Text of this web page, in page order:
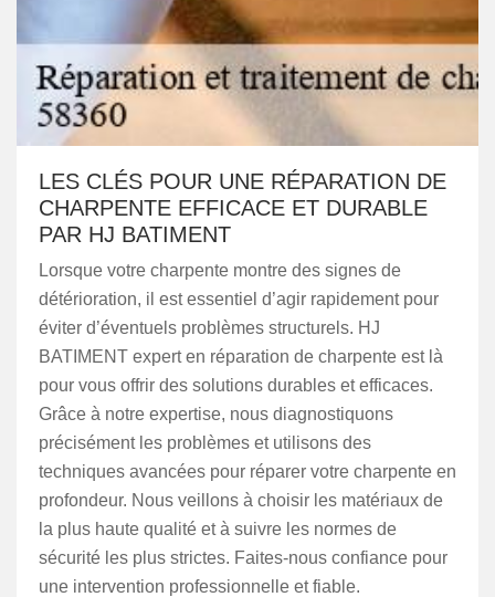
LES CLÉS POUR UNE RÉPARATION DE
CHARPENTE EFFICACE ET DURABLE
PAR HJ BATIMENT
Lorsque votre charpente montre des signes de
détérioration, il est essentiel d’agir rapidement pour
éviter d’éventuels problèmes structurels. HJ
BATIMENT expert en réparation de charpente est là
pour vous offrir des solutions durables et efficaces.
Grâce à notre expertise, nous diagnostiquons
précisément les problèmes et utilisons des
techniques avancées pour réparer votre charpente en
profondeur. Nous veillons à choisir les matériaux de
la plus haute qualité et à suivre les normes de
sécurité les plus strictes. Faites-nous confiance pour
une intervention professionnelle et fiable.